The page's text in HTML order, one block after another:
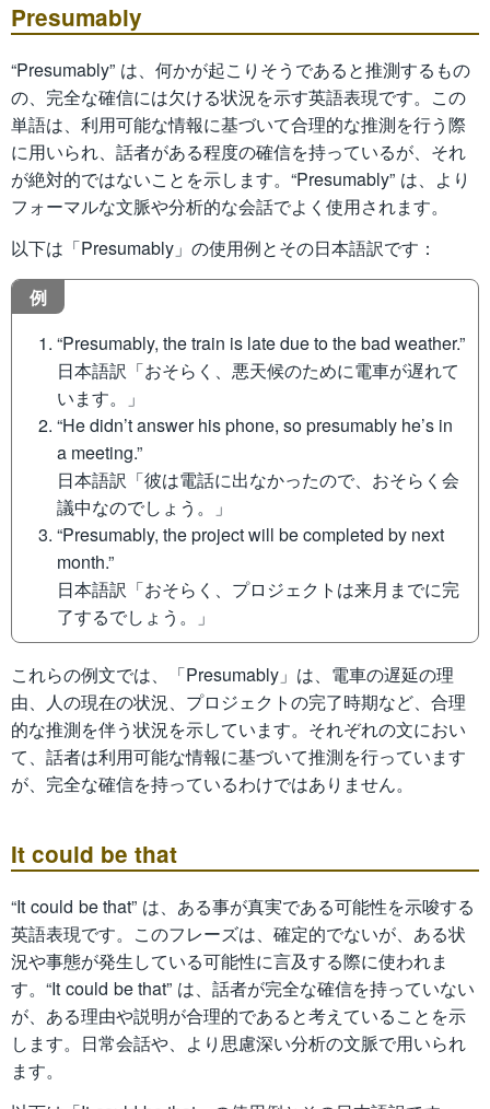
Presumably
“Presumably” は、何かが起こりそうであると推測するもの
の、完全な確信には欠ける状況を示す英語表現です。この
単語は、利用可能な情報に基づいて合理的な推測を行う際
に用いられ、話者がある程度の確信を持っているが、それ
が絶対的ではないことを示します。“Presumably” は、より
フォーマルな文脈や分析的な会話でよく使用されます。
以下は「Presumably」の使用例とその日本語訳です：
例
“Presumably, the train is late due to the bad weather.”
日本語訳「おそらく、悪天候のために電車が遅れて
います。」
“He didn’t answer his phone, so presumably he’s in
a meeting.”
日本語訳「彼は電話に出なかったので、おそらく会
議中なのでしょう。」
“Presumably, the project will be completed by next
month.”
日本語訳「おそらく、プロジェクトは来月までに完
了するでしょう。」
これらの例文では、「Presumably」は、電車の遅延の理
由、人の現在の状況、プロジェクトの完了時期など、合理
的な推測を伴う状況を示しています。それぞれの文におい
て、話者は利用可能な情報に基づいて推測を行っています
が、完全な確信を持っているわけではありません。
It could be that
“It could be that” は、ある事が真実である可能性を示唆する
英語表現です。このフレーズは、確定的でないが、ある状
況や事態が発生している可能性に言及する際に使われま
す。“It could be that” は、話者が完全な確信を持っていない
が、ある理由や説明が合理的であると考えていることを示
します。日常会話や、より思慮深い分析の文脈で用いられ
ます。